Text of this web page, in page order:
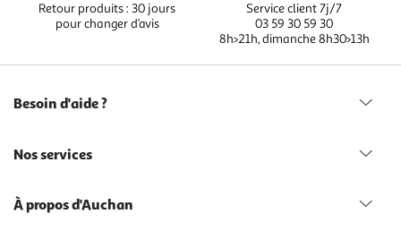
Retour produits : 30 jours
pour changer d’avis
Service client 7j/7
03 59 30 59 30
8h>21h, dimanche 8h30>13h
Besoin d'aide ?
Nos services
À propos d'Auchan